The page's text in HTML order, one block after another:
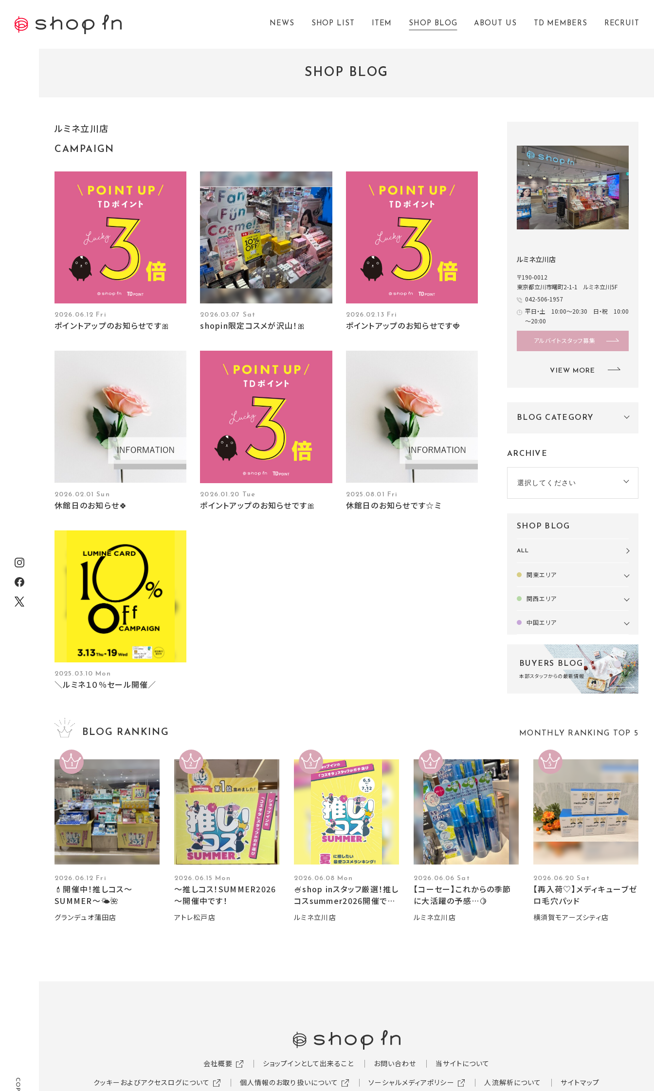
NEWS SHOP LIST ITEM SHOP BLOG ABOUT US TD MEMBERS RECRUIT
SHOP BLOG
ルミネ立川店
CAMPAIGN
2026.06.12 Fri
ポイントアップのお知らせです🎀
2026.03.07 Sat
shopin限定コスメが沢山！🎀
2026.02.13 Fri
ポイントアップのお知らせです🍓
2026.02.01 Sun
休館日のお知らせ🍀
2026.01.20 Tue
ポイントアップのお知らせです🎀
2025.08.01 Fri
休館日のお知らせです☆ミ
2025.03.10 Mon
＼ルミネ１０％セール開催／
ルミネ立川店
〒190-0012
東京都立川市曙町2-1-1 ルミネ立川5F
042-506-1957
平日・土 10:00～20:30 日・祝 10:00
～20:00
アルバイトスタッフ募集
VIEW MORE
BLOG CATEGORY
ARCHIVE
選択してください
SHOP BLOG
ALL
関東エリア
関西エリア
中国エリア
BUYERS BLOG
本部スタッフからの最新情報
BLOG RANKING MONTHLY RANKING TOP 5
2026.06.12 Fri
💄開催中！推しコス〜
SUMMER〜🌤️🌺
グランデュオ蒲田店
2026.06.15 Mon
～推しコス！SUMMER2026
～開催中です！
アトレ松戸店
2026.06.08 Mon
🍧shop inスタッフ厳選！推し
コスsummer2026開催です
🍧
ルミネ立川店
2026.06.06 Sat
【コーセー】これからの季節
に大活躍の予感…🍋
ルミネ立川店
2026.06.20 Sat
【再入荷♡】メディキューブゼ
ロ毛穴パッド
横須賀モアーズシティ店
会社概要 ショップインとして出来ること お問い合わせ
当サイトについて
クッキーおよびアクセスログについて
個人情報のお取り扱いについて ソーシャルメディアポリシー 人流解析について サイトマップ